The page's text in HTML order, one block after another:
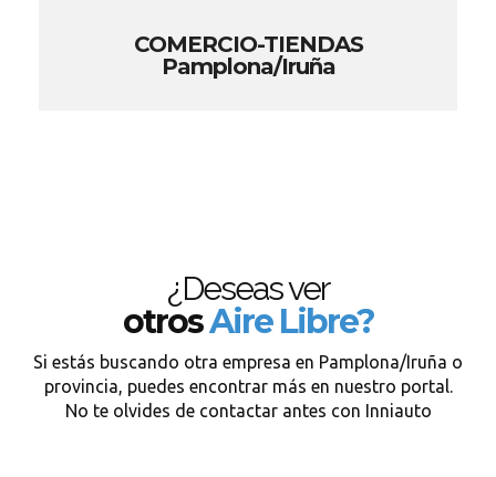
COMERCIO-TIENDAS
Pamplona/Iruña
¿Deseas ver
otrosAire Libre?
Si estás buscando otra empresa en Pamplona/Iruña o
provincia, puedes encontrar más en nuestro portal.
No te olvides de contactar antes con Inniauto